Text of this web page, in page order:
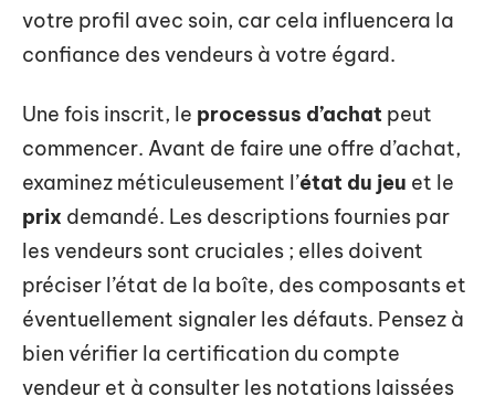
votre profil avec soin, car cela influencera la
confiance des vendeurs à votre égard.
Une fois inscrit, le processus d’achat peut
commencer. Avant de faire une offre d’achat,
examinez méticuleusement l’état du jeu et le
prix demandé. Les descriptions fournies par
les vendeurs sont cruciales ; elles doivent
préciser l’état de la boîte, des composants et
éventuellement signaler les défauts. Pensez à
bien vérifier la certification du compte
vendeur et à consulter les notations laissées